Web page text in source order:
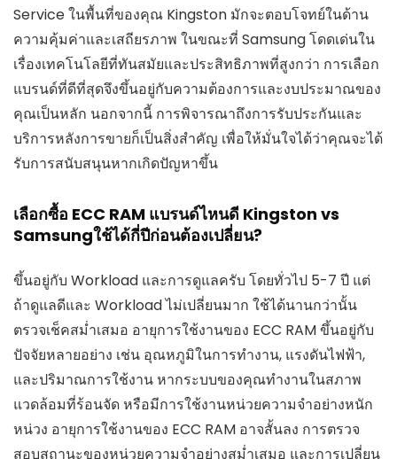
Service ในพื้นที่ของคุณ Kingston มักจะตอบโจทย์ในด้าน
ความคุ้มค่าและเสถียรภาพ ในขณะที่ Samsung โดดเด่นใน
เรื่องเทคโนโลยีที่ทันสมัยและประสิทธิภาพที่สูงกว่า การเลือก
แบรนด์ที่ดีที่สุดจึงขึ้นอยู่กับความต้องการและงบประมาณของ
คุณเป็นหลัก นอกจากนี้ การพิจารณาถึงการรับประกันและ
บริการหลังการขายก็เป็นสิ่งสำคัญ เพื่อให้มั่นใจได้ว่าคุณจะได้
รับการสนับสนุนหากเกิดปัญหาขึ้น
เลือกซื้อ ECC RAM แบรนด์ไหนดี Kingston vs
Samsungใช้ได้กี่ปีก่อนต้องเปลี่ยน?
ขึ้นอยู่กับ Workload และการดูแลครับ โดยทั่วไป 5-7 ปี แต่
ถ้าดูแลดีและ Workload ไม่เปลี่ยนมาก ใช้ได้นานกว่านั้น
ตรวจเช็คสม่ำเสมอ อายุการใช้งานของ ECC RAM ขึ้นอยู่กับ
ปัจจัยหลายอย่าง เช่น อุณหภูมิในการทำงาน, แรงดันไฟฟ้า,
และปริมาณการใช้งาน หากระบบของคุณทำงานในสภาพ
แวดล้อมที่ร้อนจัด หรือมีการใช้งานหน่วยความจำอย่างหนัก
หน่วง อายุการใช้งานของ ECC RAM อาจสั้นลง การตรวจ
สอบสถานะของหน่วยความจำอย่างสม่ำเสมอ และการเปลี่ยน